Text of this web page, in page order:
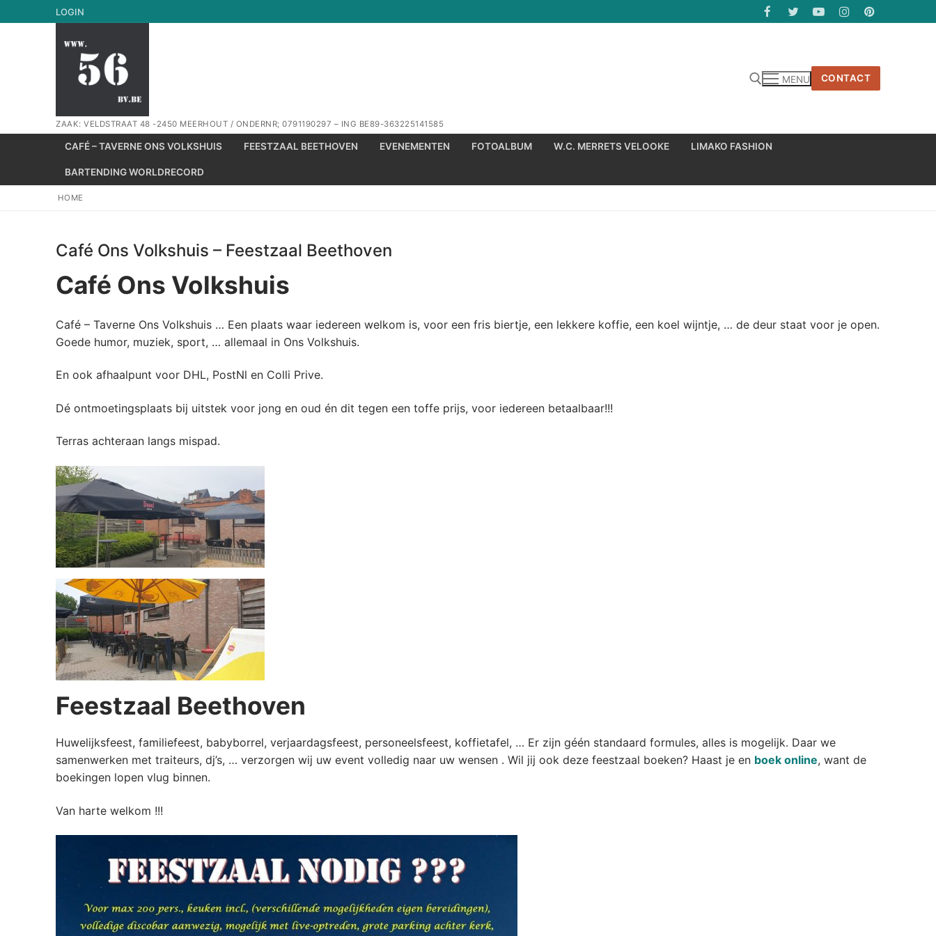
naar
LOGIN
ZAAK: VELDSTRAAT 48 -2450 MEERHOUT / ONDERNR; 0791190297 – ING BE89-363225141585
Zoeken naar:
MENU CONTACT
CAFÉ – TAVERNE ONS VOLKSHUIS FEESTZAAL BEETHOVEN EVENEMENTEN FOTOALBUM W.C. MERRETS VELOOKE LIMAKO FASHION
BARTENDING WORLDRECORD
HOME
Café Ons Volkshuis – Feestzaal Beethoven
Café Ons Volkshuis
Café – Taverne Ons Volkshuis … Een plaats waar iedereen welkom is, voor een fris biertje, een lekkere koffie, een koel wijntje, … de deur staat voor je open.
Goede humor, muziek, sport, … allemaal in Ons Volkshuis.
En ook afhaalpunt voor DHL, PostNl en Colli Prive.
Dé ontmoetingsplaats bij uitstek voor jong en oud én dit tegen een toffe prijs, voor iedereen betaalbaar!!!
Terras achteraan langs mispad.
Feestzaal Beethoven
Huwelijksfeest, familiefeest, babyborrel, verjaardagsfeest, personeelsfeest, koffietafel, … Er zijn géén standaard formules, alles is mogelijk. Daar we
samenwerken met traiteurs, dj’s, … verzorgen wij uw event volledig naar uw wensen . Wil jij ook deze feestzaal boeken? Haast je en boek online, want de
boekingen lopen vlug binnen.
Van harte welkom !!!